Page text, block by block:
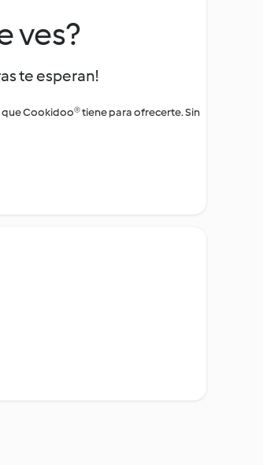
ves?
te esperan!
Cookidoo® tiene para ofrecerte. Sin